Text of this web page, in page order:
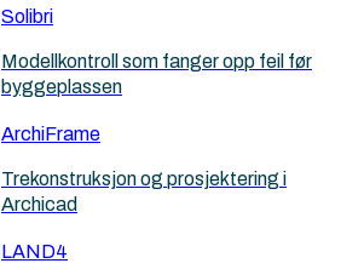
Solibri
Modellkontroll som fanger opp feil før
byggeplassen
ArchiFrame
Trekonstruksjon og prosjektering i
Archicad
LAND4